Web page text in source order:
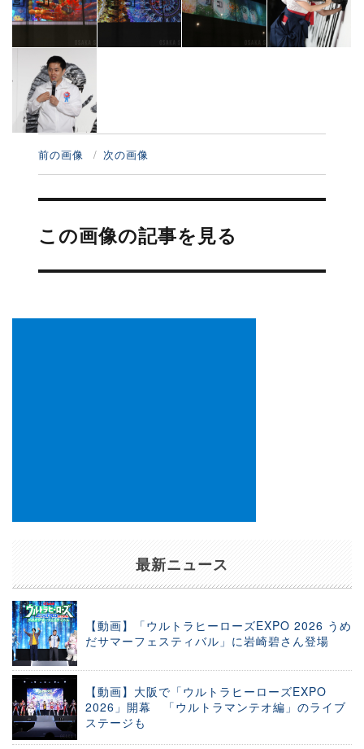
前の画像 次の画像
投
ナ
ビ
ー
この画像の記事を見る
最新ニュース
【動画】「ウルトラヒーローズEXPO 2026 うめ
だサマーフェスティバル」に岩崎碧さん登場
【動画】大阪で「ウルトラヒーローズEXPO
2026」開幕 「ウルトラマンテオ編」のライブ
ステージも